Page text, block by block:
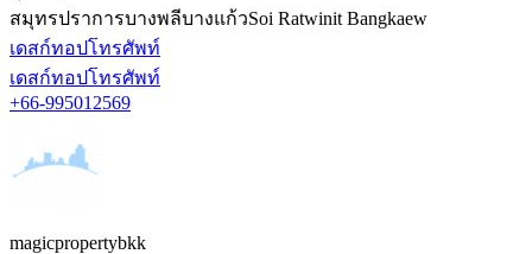
สมุทรปราการบางพลีบางแก้วSoi Ratwinit Bangkaew
เดสก์ทอปโทรศัพท์
เดสก์ทอปโทรศัพท์
+66-995012569
magicpropertybkk